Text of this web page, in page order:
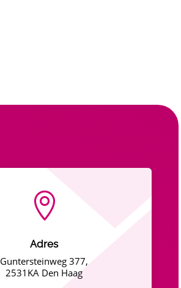

Adres
Guntersteinweg 377,
2531KA Den Haag